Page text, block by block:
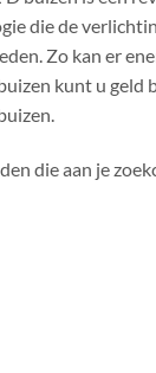
die de
Zo kan er
kunt u
die aan je